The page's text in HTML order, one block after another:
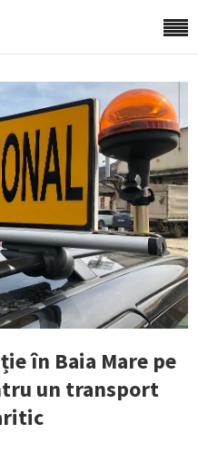
în Baia Mare pe
un transport